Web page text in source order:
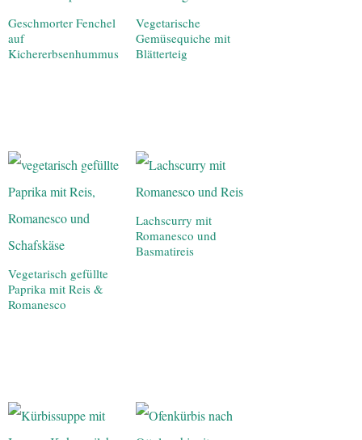
Geschmorter Fenchel
auf
Kichererbsenhummus
Vegetarische
Gemüsequiche mit
Blätterteig
Vegetarisch gefüllte
Paprika mit Reis &
Romanesco
Lachscurry mit
Romanesco und
Basmatireis